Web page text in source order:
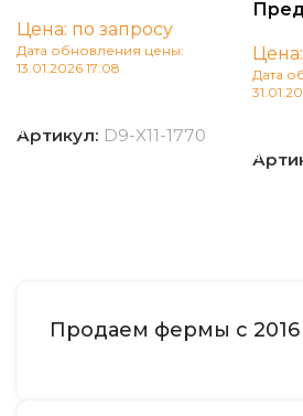
Цена: по запросу
Дата обновления цены:
13.01.2026 17:08
Артикул: D9-X11-1770
Дата
Продаем фермы с 2016